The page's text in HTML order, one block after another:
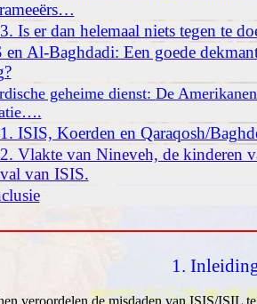
Is er dan helemaal niets tegen te
en Al-Baghdadi: Een goede
geheime dienst: De
ISIS, Koerden en Qaraqosh/
Vlakte van Nineveh, de kinderen
van ISIS.
1.
veroordelen de misdaden van ISIS/ISIL